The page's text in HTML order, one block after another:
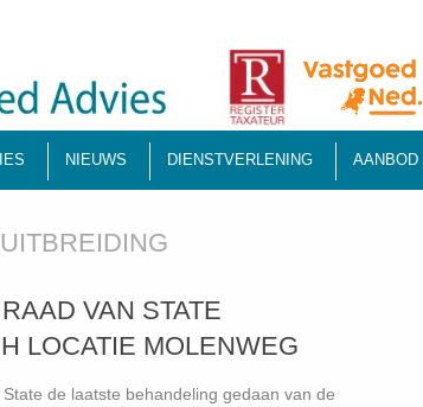
NIEUWS DIENSTVERLENING AANBOD
VAN STATE
LOCATIE MOLENWEG
de laatste behandeling gedaan van de